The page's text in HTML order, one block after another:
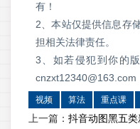
有！
2、本站仅提供信息存
担相关法律责任。
3、如若侵犯到你的
cnzxt12340@163.com
视频 算法 重点课
上一篇： 抖音动图黑五